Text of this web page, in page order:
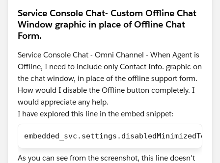
Service Console Chat- Custom Offline Chat
Window graphic in place of Offline Chat
Form.
Service Console Chat - Omni Channel - When Agent is
Offline, I need to include only Contact Info. graphic on
the chat window, in place of the offline support form.
How would I disable the Offline button completely. I
would appreciate any help.
I have explored this line in the embed snippet:
As you can see from the screenshot, this line doesn't